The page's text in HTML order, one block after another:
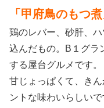
「甲府鳥のもつ煮
鶏のレバー、砂肝、
込んだもの。B１グラ
する屋台グルメです。
甘じょっぱくて、き
ントな味わいらしいで